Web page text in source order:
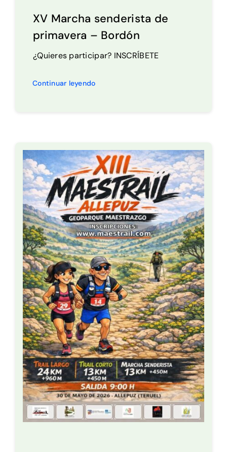
XV Marcha senderista de
primavera – Bordón
¿Quieres participar? INSCRÍBETE
Continuar leyendo